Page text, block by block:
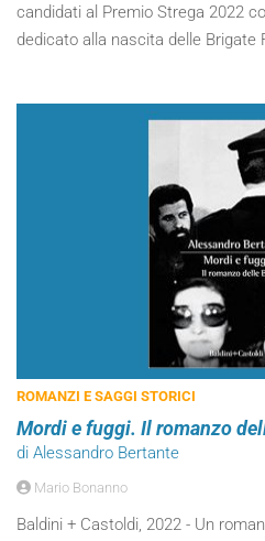
candidati al Premio Strega 2022
dedicato alla nascita delle Brigate
ROMANZI E SAGGI STORICI
Mordi e fuggi. Il romanzo
di Alessandro Bertante
Mario Bonanno
Baldini + Castoldi, 2022 - Un